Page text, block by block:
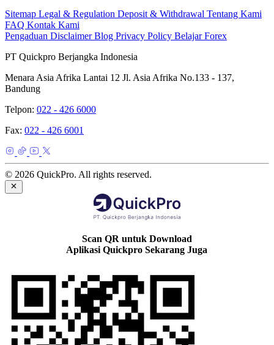
Sitemap Legal & Regulation Deposit & Withdrawal Tentang Kami
FAQ Kontak Kami
Pengaduan DisclaimerBlog Privacy Policy Belajar Forex
PT Quickpro Berjangka Indonesia
Menara Asia Afrika Lantai 12 Jl. Asia Afrika No.133 - 137,
Bandung
Telpon: 022 - 426 6000
Fax: 022 - 426 6001
© 2026 QuickPro. All rights reserved.
Scan QR untuk Download
Aplikasi Quickpro Sekarang Juga